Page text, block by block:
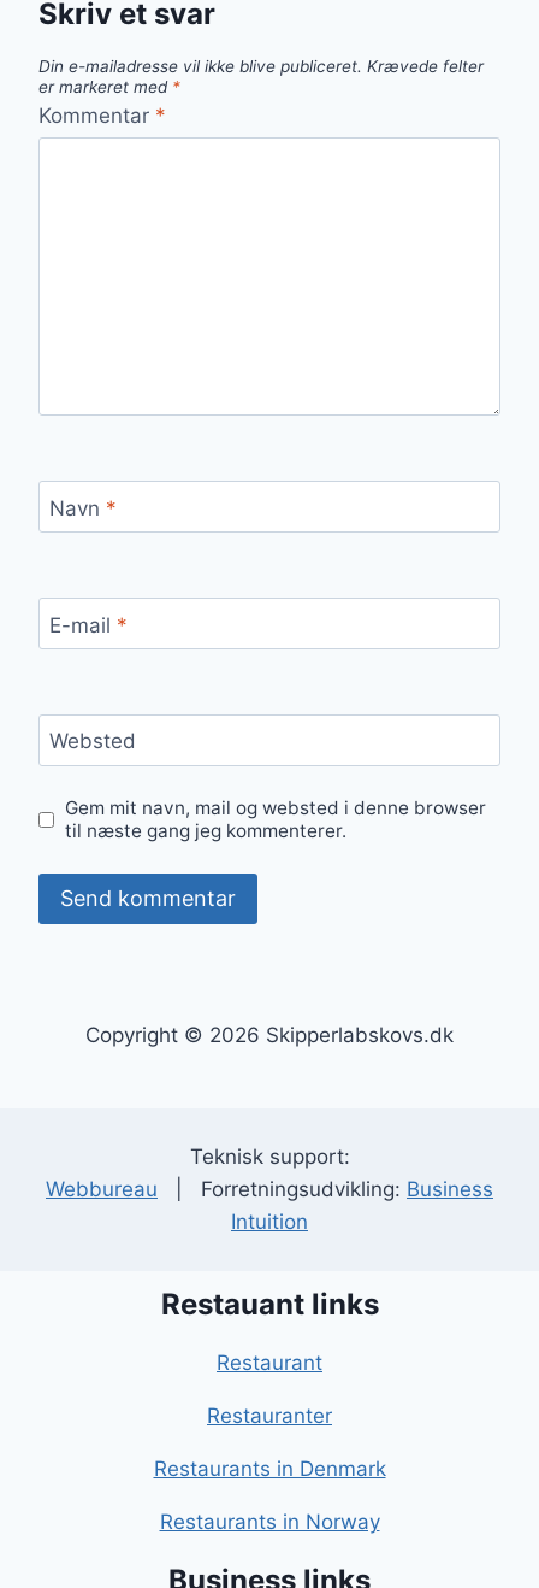
Skriv et svar
Din e-mailadresse vil ikke blive publiceret. Krævede felter
er markeret med *
Kommentar *
Navn *
E-mail *
Websted
Gem mit navn, mail og websted i denne browser
til næste gang jeg kommenterer.
Copyright © 2026 Skipperlabskovs.dk
Teknisk support:
Webbureau | Forretningsudvikling: Business
Intuition
Restauant links
Restaurant
Restauranter
Restaurants in Denmark
Restaurants in Norway
Business links